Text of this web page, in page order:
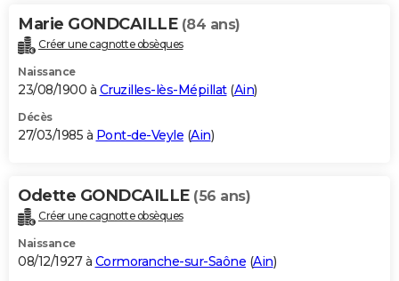
Marie GONDCAILLE (84 ans)
Créer une cagnotte obsèques
Naissance
23/08/1900 à Cruzilles-lès-Mépillat(Ain)
Décès
27/03/1985 à Pont-de-Veyle (Ain)
Odette GONDCAILLE (56 ans)
Créer une cagnotte obsèques
Naissance
08/12/1927 à Cormoranche-sur-Saône (Ain)